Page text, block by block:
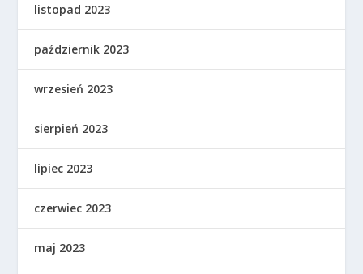
listopad 2023
październik 2023
wrzesień 2023
sierpień 2023
lipiec 2023
czerwiec 2023
maj 2023